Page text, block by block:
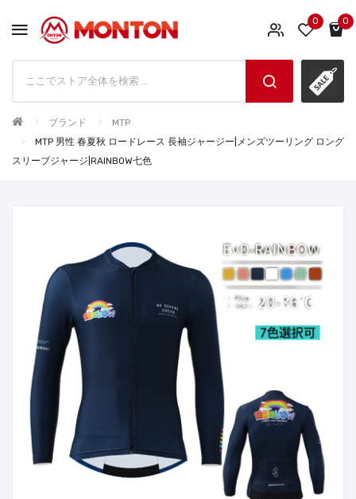
0 0
ブランド
MTP
MTP 男性 春夏秋 ロードレース 長袖ジャージー|メンズツーリング ロング
スリーブジャージ|RAINBOW七色